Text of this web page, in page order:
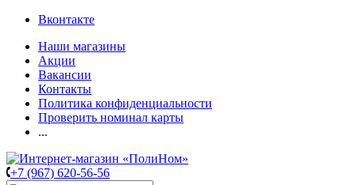
Вконтакте
Наши магазины
Акции
Вакансии
Контакты
Политика конфиденциальности
Проверить номинал карты
...
+7 (967) 620-56-56